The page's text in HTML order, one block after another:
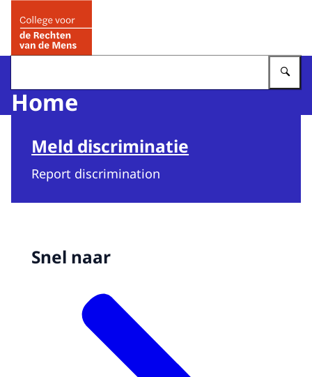
Home
Meld discriminatie
Report discrimination
Snel naar